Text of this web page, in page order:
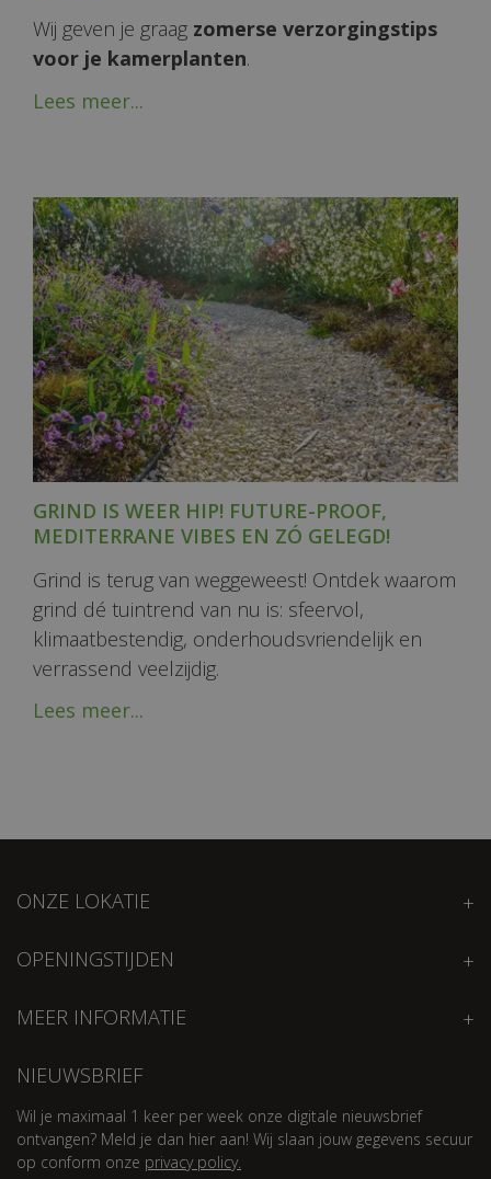
Wij geven je graag zomerse verzorgingstips
voor je kamerplanten.
Lees meer...
GRIND IS WEER HIP! FUTURE-PROOF,
MEDITERRANE VIBES EN ZÓ GELEGD!
Grind is terug van weggeweest! Ontdek waarom
grind dé tuintrend van nu is: sfeervol,
klimaatbestendig, onderhoudsvriendelijk en
verrassend veelzijdig.
Lees meer...
ONZE LOKATIE
OPENINGSTIJDEN
MEER INFORMATIE
NIEUWSBRIEF
Wil je maximaal 1 keer per week onze digitale nieuwsbrief
ontvangen? Meld je dan hier aan! Wij slaan jouw gegevens secuur
op conform onze privacy policy.